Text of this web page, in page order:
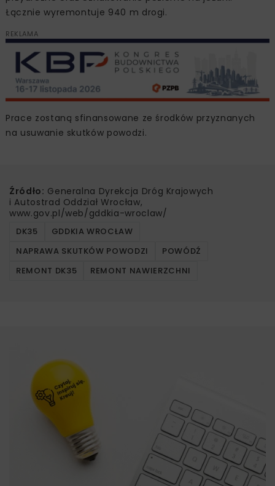
Łącznie wyremontuje 940 m drogi.
REKLAMA
Prace zostaną sfinansowane ze środków przyznanych
na usuwanie skutków powodzi.
Źródło: Generalna Dyrekcja Dróg Krajowych
i Autostrad Oddział Wrocław,
www.gov.pl/web/gddkia-wroclaw/
DK35
GDDKIA WROCŁAW
NAPRAWA SKUTKÓW POWODZI
POWÓDŹ
REMONT DK35
REMONT NAWIERZCHNI